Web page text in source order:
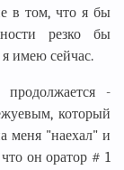
в том, что я бы
резко бы
имею сейчас.
-
который
меня "наехал" и
он оратор # 1